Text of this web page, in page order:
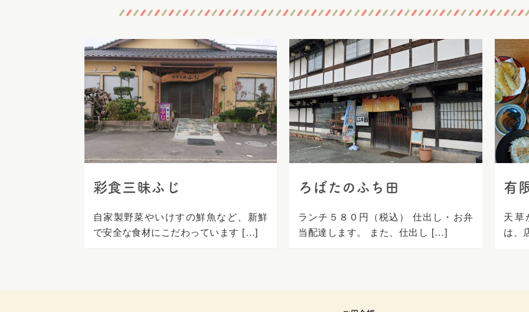
ス
キ
プ
彩食三昧ふじ
自家製野菜やいけすの鮮魚など、新鮮
で安全な食材にこだわっています […]
ろばたのふち田
ランチ５８０円（税込） 仕出し・お弁
当配達します。 また、仕出し […]
有
天草